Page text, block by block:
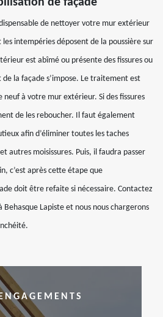
de façade
de nettoyer votre mur extérieur
intempéries déposent de la poussière sur
est abîmé ou présente des fissures ou
la façade s’impose. Le traitement est
neuf à votre mur extérieur. Si des fissures
de les reboucher. Il faut également
afin d’éliminer toutes les taches
autres moisissures. Puis, il faudra passer
c’est après cette étape que
doit être refaite si nécessaire. Contactez
Behasque Lapiste et nous nous chargerons